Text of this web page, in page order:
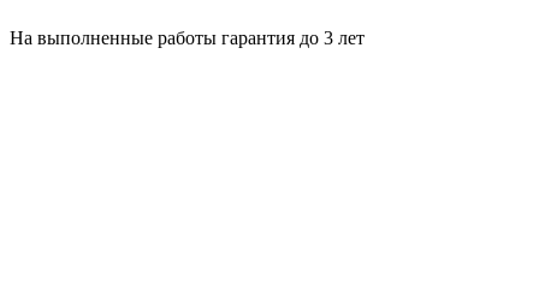
На выполненные работы гарантия до 3 лет